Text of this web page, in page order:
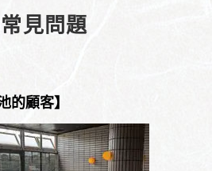
常見問題
的顧客】